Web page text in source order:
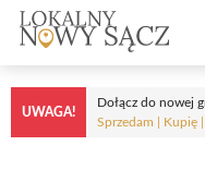
Przejdź
treści
UWAGA!
Dołącz do nowej
Sprzedam | Kupię